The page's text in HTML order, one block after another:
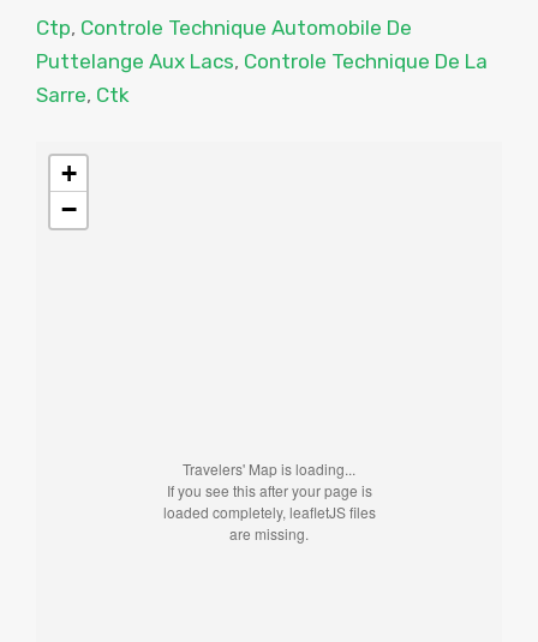
Ctp, Controle Technique Automobile De
Puttelange Aux Lacs, Controle Technique De La
Sarre, Ctk
Travelers' Map is loading...
If you see this after your page is
loaded completely, leafletJS files
are missing.
+
−